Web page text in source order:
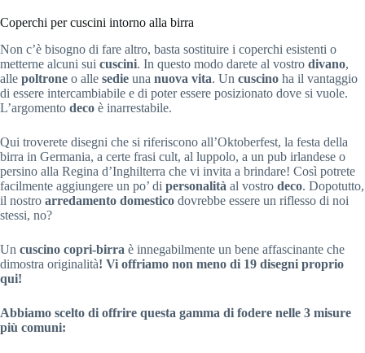
Coperchi per cuscini intorno alla birra
Non c’è bisogno di fare altro, basta sostituire i coperchi esistenti o
metterne alcuni sui cuscini. In questo modo darete al vostro divano,
alle poltrone o alle sedie una nuova vita. Un cuscino ha il vantaggio
di essere intercambiabile e di poter essere posizionato dove si vuole.
L’argomento deco è inarrestabile.
Qui troverete disegni che si riferiscono all’Oktoberfest, la festa della
birra in Germania, a certe frasi cult, al luppolo, a un pub irlandese o
persino alla Regina d’Inghilterra che vi invita a brindare! Così potrete
facilmente aggiungere un po’ di personalità al vostro deco. Dopotutto,
il nostro arredamento domestico dovrebbe essere un riflesso di noi
stessi, no?
Un cuscino copri-birra è innegabilmente un bene affascinante che
dimostra originalità! Vi offriamo non meno di 19 disegni proprio
qui!
Abbiamo scelto di offrire questa gamma di fodere nelle 3 misure
più comuni: